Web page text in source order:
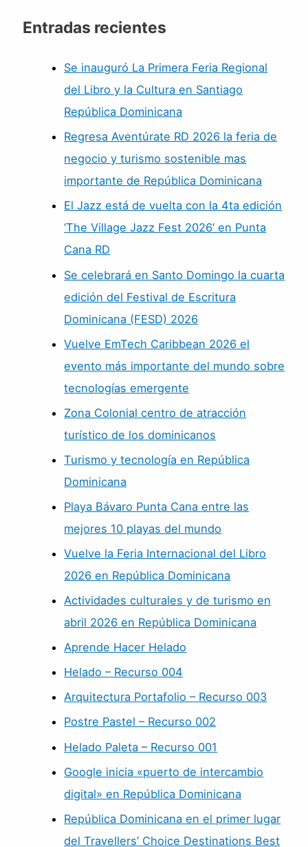
Entradas recientes
Se inauguró La Primera Feria Regional
del Libro y la Cultura en Santiago
República Dominicana
Regresa Aventúrate RD 2026 la feria de
negocio y turismo sostenible mas
importante de República Dominicana
El Jazz está de vuelta con la 4ta edición
‘The Village Jazz Fest 2026’ en Punta
Cana RD
Se celebrará en Santo Domingo la cuarta
edición del Festival de Escritura
Dominicana (FESD) 2026
Vuelve EmTech Caribbean 2026 el
evento más importante del mundo sobre
tecnologías emergente
Zona Colonial centro de atracción
turístico de los dominicanos
Turismo y tecnología en República
Dominicana
Playa Bávaro Punta Cana entre las
mejores 10 playas del mundo
Vuelve la Feria Internacional del Libro
2026 en República Dominicana
Actividades culturales y de turismo en
abril 2026 en República Dominicana
Aprende Hacer Helado
Helado – Recurso 004
Arquitectura Portafolio – Recurso 003
Postre Pastel – Recurso 002
Helado Paleta – Recurso 001
Google inicia «puerto de intercambio
digital» en República Dominicana
República Dominicana en el primer lugar
del Travellers’ Choice Destinations Best